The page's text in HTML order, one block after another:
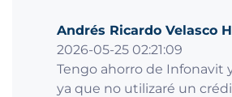
Andrés Ricardo Velasco
2026-05-25 02:21:09
Tengo ahorro de Infonavit
ya que no utilizaré un